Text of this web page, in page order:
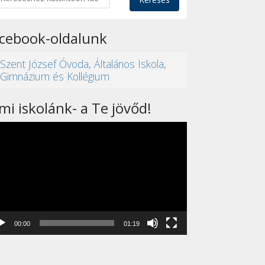
oldalunk
Szent József Óvoda, Általános Iskola,
Gimnázium és Kollégium
iskolánk- a Te jövőd!
00:00 01:19